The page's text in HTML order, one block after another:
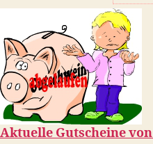
Aktuelle Gutscheine von